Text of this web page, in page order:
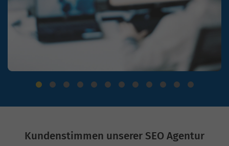
Kundenstimmen unserer SEO Agentur